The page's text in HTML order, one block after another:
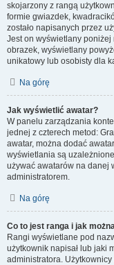
skojarzony z rangą
formie gwiazdek,
zostało napisanych przez
Jest on wyświetlany
obrazek, wyświetlany
unikatowy lub osobisty dla
Na górę
Jak wyświetlić awatar?
W panelu zarządzania
jednej z czterech metod:
awatar, można dodać
wyświetlania są
używać awatarów na danej
administratorem.
Na górę
Co to jest ranga i jak
Rangi wyświetlane pod
użytkownik napisał lub jaki
administratora.